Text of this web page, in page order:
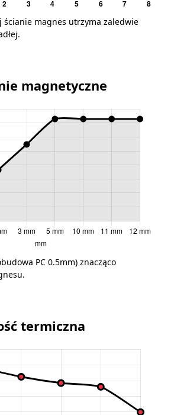
ścianie magnes utrzyma zaledwie
magnetyczne
PC 0.5mm) znacząco
termiczna